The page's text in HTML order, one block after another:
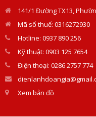
141/1 Đường TX13,
Mã số thuế: 0316272930
Hotline: 0937 890 256
Kỹ thuật: 0903 125 7654
Điện thoại: 0286 2757 774
Xem bản đồ